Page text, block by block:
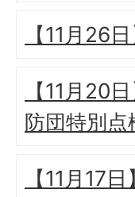
【11月26
【11月20
防団特別点
【11月17